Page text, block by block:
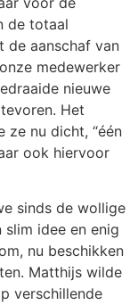
de totaal
de aanschaf van
medewerker
nieuwe
Het
ze nu dicht, “één
ook hiervoor
sinds de wollige
idee en enig
nu beschikken
Matthijs wilde
verschillende